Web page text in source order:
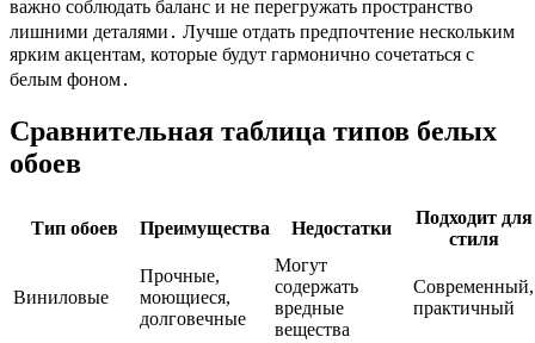
важно соблюдать баланс и не перегружать пространство
лишними деталями․ Лучше отдать предпочтение нескольким
ярким акцентам, которые будут гармонично сочетаться с
белым фоном․
Сравнительная таблица типов белых
обоев
Тип обоев Преимущества Недостатки
Подходит для
стиля
Виниловые
Прочные,
моющиеся,
долговечные
Могут
содержать
вредные
вещества
Современный,
практичный